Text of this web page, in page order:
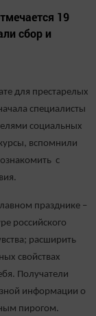
19
сбор и
для престарелых
специалисты
социальных
вспомнили
с
празднике –
российского
расширить
свойствах
Получатели
информации о
пирогом.